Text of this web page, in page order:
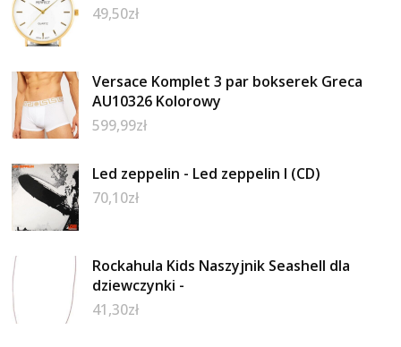
49,50zł
Versace Komplet 3 par bokserek Greca
AU10326 Kolorowy
599,99zł
Led zeppelin - Led zeppelin I (CD)
70,10zł
Rockahula Kids Naszyjnik Seashell dla
dziewczynki -
41,30zł